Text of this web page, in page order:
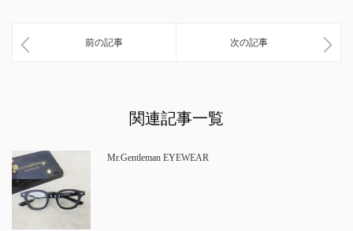
前の記事 次の記事
関連記事一覧
Mr.Gentleman EYEWEAR